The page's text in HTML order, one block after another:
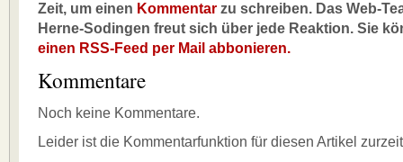
Zeit, um einen Kommentar zu schreiben. Das Web-
Herne-Sodingen freut sich über jede Reaktion. Sie
einen RSS-Feed per Mail abbonieren.
Kommentare
Noch keine Kommentare.
Leider ist die Kommentarfunktion für diesen Artikel